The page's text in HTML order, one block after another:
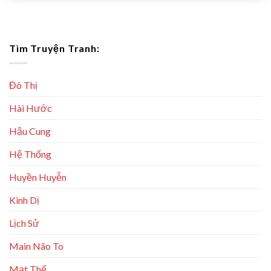
Tìm Truyện Tranh:
Đô Thị
Hài Hước
Hậu Cung
Hệ Thống
Huyền Huyễn
Kinh Dị
Lịch Sử
Main Não To
Mạt Thế